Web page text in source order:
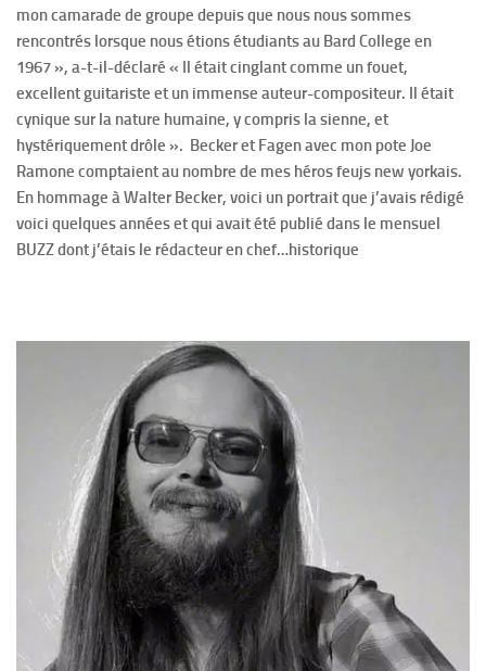
mon camarade de groupe depuis que nous nous sommes
rencontrés lorsque nous étions étudiants au Bard College en
1967 », a-t-il-déclaré « Il était cinglant comme un fouet,
excellent guitariste et un immense auteur-compositeur. Il était
cynique sur la nature humaine, y compris la sienne, et
hystériquement drôle ». Becker et Fagen avec mon pote Joe
Ramone comptaient au nombre de mes héros feujs new yorkais.
En hommage à Walter Becker, voici un portrait que j’avais rédigé
voici quelques années et qui avait été publié dans le mensuel
BUZZ dont j’étais le rédacteur en chef…historique